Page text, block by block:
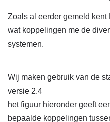
Zoals al eerder gemeld
wat koppelingen me de
systemen.
Wij maken gebruik van de
versie 2.4
het figuur hieronder geeft
bepaalde koppelingen